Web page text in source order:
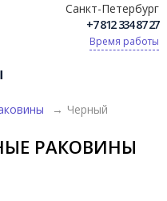
Санкт-Петербург
+7 812 334 87 27
Время работы
→ Черный
РАКОВИНЫ